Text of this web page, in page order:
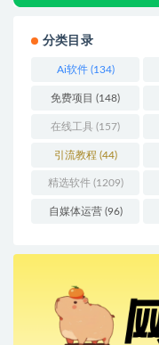
分类目录
Ai软件(134)
免费项目 (148)
在线工具 (157)
引流教程 (44)
精选软件(1209)
自媒体运营(96)